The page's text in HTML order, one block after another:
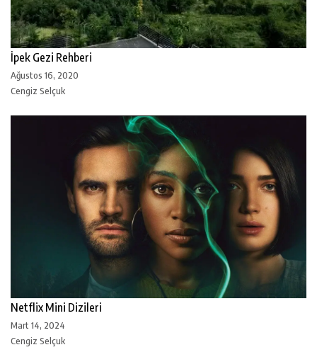
İpek Gezi Rehberi
Ağustos 16, 2020
Cengiz Selçuk
Netflix Mini Dizileri
Mart 14, 2024
Cengiz Selçuk